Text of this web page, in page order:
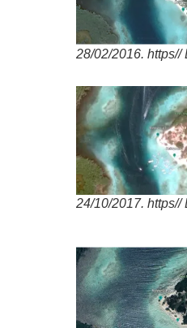
28/02/2016. https//
24/10/2017. https//